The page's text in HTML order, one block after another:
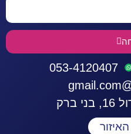
053-4120407
ברק